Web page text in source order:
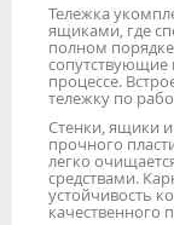
Тележка
ящиками, где
полном
процессе.
тележку по
Стенки, ящики
прочного
легко
средствами.
устойчивость
качественного